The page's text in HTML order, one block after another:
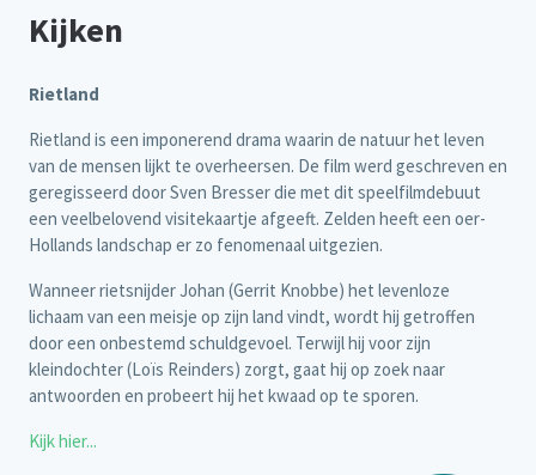
Kijken
Rietland
Rietland is een imponerend drama waarin de natuur het leven
van de mensen lijkt te overheersen. De film werd geschreven en
geregisseerd door Sven Bresser die met dit speelfilmdebuut
een veelbelovend visitekaartje afgeeft. Zelden heeft een oer-
Hollands landschap er zo fenomenaal uitgezien.
Wanneer rietsnijder Johan (Gerrit Knobbe) het levenloze
lichaam van een meisje op zijn land vindt, wordt hij getroffen
door een onbestemd schuldgevoel. Terwijl hij voor zijn
kleindochter (Loïs Reinders) zorgt, gaat hij op zoek naar
antwoorden en probeert hij het kwaad op te sporen.
Kijk hier...